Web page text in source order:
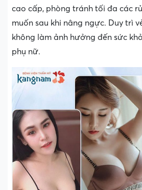
cao cấp, phòng tránh tối đa các
muốn sau khi nâng ngực. Duy trì
không làm ảnh hưởng đến sức
phụ nữ.